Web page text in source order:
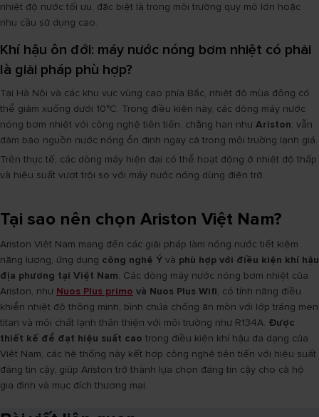
nhiệt độ nước tối ưu, đặc biệt là trong môi trường quy mô lớn hoặc
nhu cầu sử dụng cao.
Khí hậu ôn đới: máy nước nóng bơm nhiệt có phải
là giải pháp phù hợp?
Tại Hà Nội và các khu vực vùng cao phía Bắc, nhiệt độ mùa đông có
thể giảm xuống dưới 10°C. Trong điều kiện này, các dòng máy nước
nóng bơm nhiệt với công nghệ tiên tiến, chẳng hạn như Ariston, vẫn
đảm bảo nguồn nước nóng ổn định ngay cả trong môi trường lạnh giá.
Trên thực tế, các dòng máy hiện đại có thể hoạt động ở nhiệt độ thấp
và hiệu suất vượt trội so với máy nước nóng dùng điện trở.
Tại sao nên chọn Ariston Việt Nam?
Ariston Việt Nam mang đến các giải pháp làm nóng nước tiết kiệm
năng lượng, ứng dụng công nghệ Ý và phù hợp với điều kiện khí hậu
địa phương tại Việt Nam. Các dòng máy nước nóng bơm nhiệt của
Ariston, như Nuos Plus primo và Nuos Plus Wifi, có tính năng điều
khiển nhiệt độ thông minh, bình chứa chống ăn mòn với lớp tráng men
titan và môi chất lạnh thân thiện với môi trường như R134A. Được
thiết kế để đạt hiệu suất cao trong điều kiện khí hậu đa dạng của
Việt Nam, các hệ thống này kết hợp công nghệ tiên tiến với hiệu suất
đáng tin cậy, giúp Ariston trở thành lựa chọn đáng tin cậy cho cả hộ
gia đình và mục đích thương mại.